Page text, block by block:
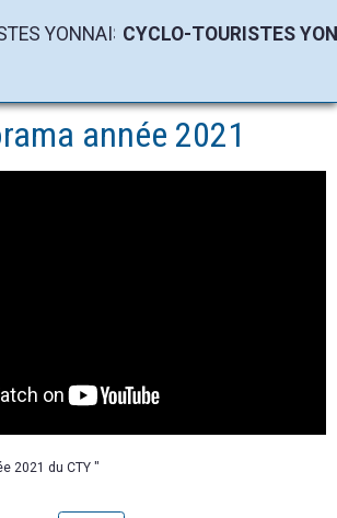
CYCLO-TOURISTES
année 2021
2021 du CTY "